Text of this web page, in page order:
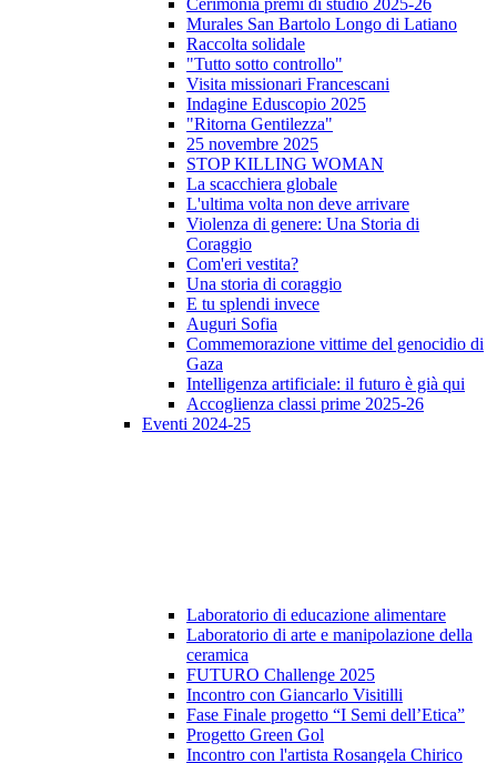
Cerimonia premi di studio 2025-26
Murales San Bartolo Longo di Latiano
Raccolta solidale
"Tutto sotto controllo"
Visita missionari Francescani
Indagine Eduscopio 2025
"Ritorna Gentilezza"
25 novembre 2025
STOP KILLING WOMAN
La scacchiera globale
L'ultima volta non deve arrivare
Violenza di genere: Una Storia di
Coraggio
Com'eri vestita?
Una storia di coraggio
E tu splendi invece
Auguri Sofia
Commemorazione vittime del genocidio di
Gaza
Intelligenza artificiale: il futuro è già qui
Accoglienza classi prime 2025-26
Eventi 2024-25
Laboratorio di educazione alimentare
Laboratorio di arte e manipolazione della
ceramica
FUTURO Challenge 2025
Incontro con Giancarlo Visitilli
Fase Finale progetto “I Semi dell’Etica”
Progetto Green Gol
Incontro con l'artista Rosangela Chirico